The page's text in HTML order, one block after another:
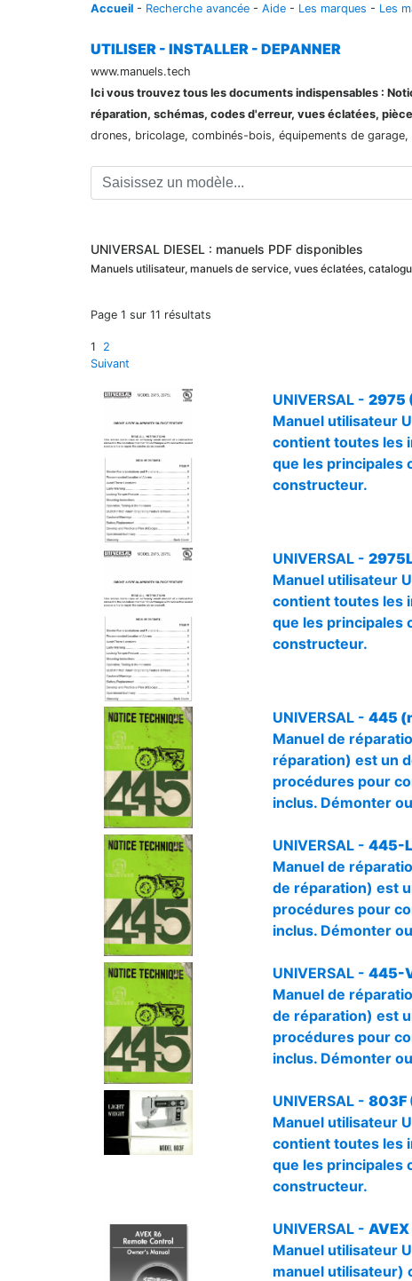
Accueil - Recherche avancée - Aide - Les marques - Les
UTILISER - INSTALLER - DEPANNER
www.manuels.tech
Ici vous trouvez tous les documents indispensables :
réparation, schémas, codes d'erreur, vues éclatées,
drones, bricolage, combinés-bois, équipements de
UNIVERSAL DIESEL : manuels PDF disponibles
Manuels utilisateur, manuels de service, vues éclatées,
Page 1 sur 11 résultats
1 2
Suivant
UNIVERSAL - 2975
Manuel utilisateur
contient toutes les
que les principales
constructeur.
UNIVERSAL -
Manuel utilisateur
contient toutes les
que les principales
constructeur.
UNIVERSAL - 445
Manuel de
réparation) est un
procédures pour
inclus. Démonter
UNIVERSAL - 445-
Manuel de
de réparation) est
procédures pour
inclus. Démonter
UNIVERSAL - 445-
Manuel de
de réparation) est
procédures pour
inclus. Démonter
UNIVERSAL - 803F
Manuel utilisateur
contient toutes les
que les principales
constructeur.
UNIVERSAL -
Manuel utilisateur
manuel utilisateur)